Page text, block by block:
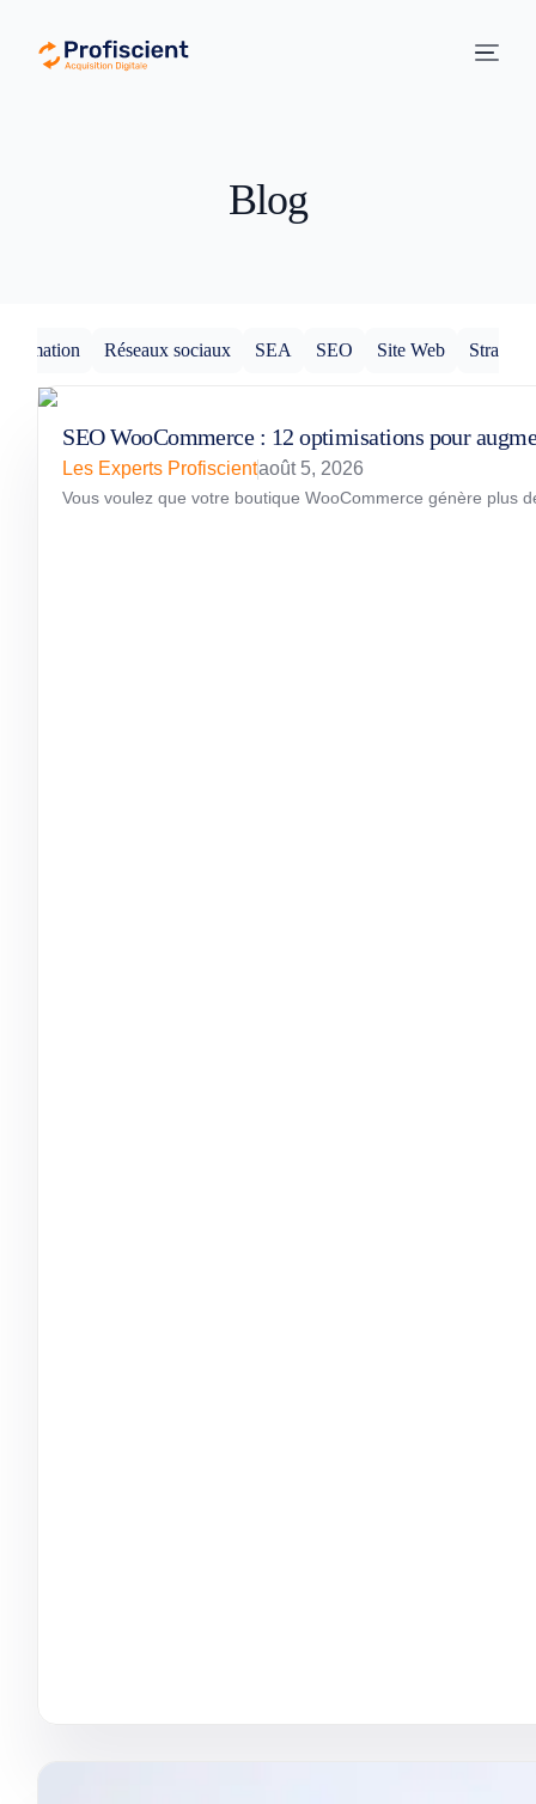
Blog
Formation Réseaux sociaux SEA SEO Site Web Stratégie
SEO WooCommerce : 12 optimisations pour
Les Experts Profiscientaoût 5, 2026
Vous voulez que votre boutique WooCommerce génère plus